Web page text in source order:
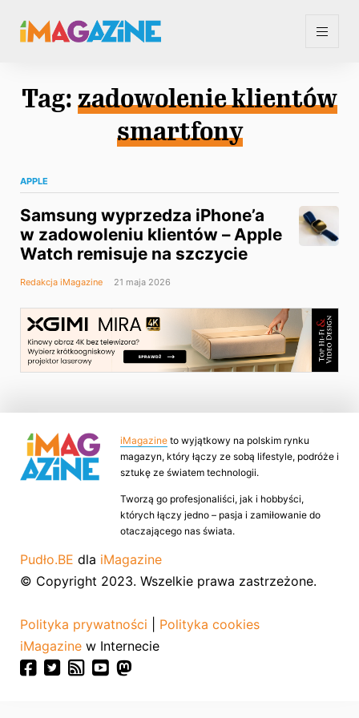
Tag: zadowolenie klientów
smartfony
APPLE
Samsung wyprzedza iPhone’a
w zadowoleniu klientów – Apple
Watch remisuje na szczycie
Redakcja iMagazine 21 maja 2026
iMagazine to wyjątkowy na polskim rynku
magazyn, który łączy ze sobą lifestyle, podróże i
sztukę ze światem technologii.
Tworzą go profesjonaliści, jak i hobbyści,
których łączy jedno – pasja i zamiłowanie do
otaczającego nas świata.
Pudło.BE dla iMagazine
© Copyright 2023. Wszelkie prawa zastrzeżone.
Polityka prywatności
Polityka cookies
iMagazine w Internecie